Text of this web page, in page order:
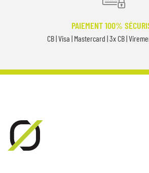
PAIEMENT 100%
CB | Visa | Mastercard | 3x CB |